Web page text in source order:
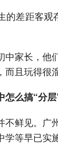
的差距客观
中家长，
且玩得很溜
怎么搞“分
不鲜见。广
学等早已实